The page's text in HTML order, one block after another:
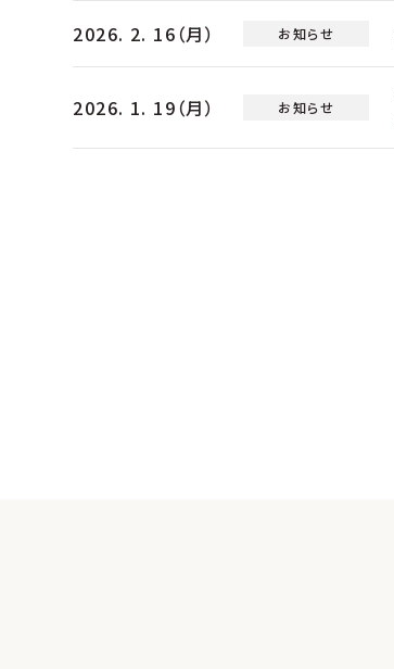
2026. 2. 16（月） お知らせ
2026. 1. 19（月） お知らせ